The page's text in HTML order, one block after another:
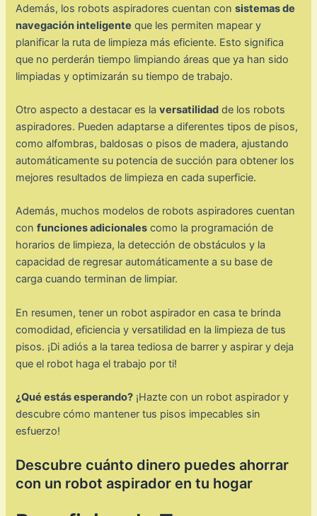
Además, los robots aspiradores cuentan consistemas de
navegación inteligente que les permiten mapear y
planificar la ruta de limpieza más eficiente. Esto significa
que no perderán tiempo limpiando áreas que ya han sido
limpiadas y optimizarán su tiempo de trabajo.
Otro aspecto a destacar es laversatilidad de los robots
aspiradores. Pueden adaptarse a diferentes tipos de pisos,
como alfombras, baldosas o pisos de madera, ajustando
automáticamente su potencia de succión para obtener los
mejores resultados de limpieza en cada superficie.
Además, muchos modelos de robots aspiradores cuentan
confunciones adicionales como la programación de
horarios de limpieza, la detección de obstáculos y la
capacidad de regresar automáticamente a su base de
carga cuando terminan de limpiar.
En resumen, tener un robot aspirador en casa te brinda
comodidad, eficiencia y versatilidad en la limpieza de tus
pisos. ¡Di adiós a la tarea tediosa de barrer y aspirar y deja
que el robot haga el trabajo por ti!
¿Qué estás esperando? ¡Hazte con un robot aspirador y
descubre cómo mantener tus pisos impecables sin
esfuerzo!
Descubre cuánto dinero puedes ahorrar
con un robot aspirador en tu hogar